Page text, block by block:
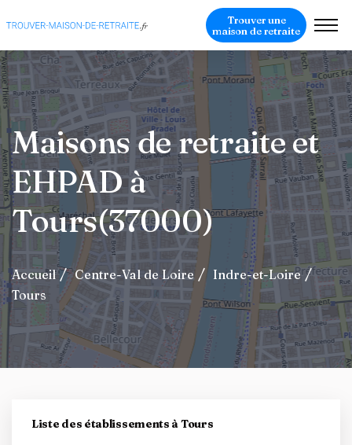
Trouver une
maison de retraite
Maisons de retraite et
EHPAD à
Tours(37000)
Accueil Centre-Val de Loire
Indre-et-Loire
Tours
Liste des établissements à Tours